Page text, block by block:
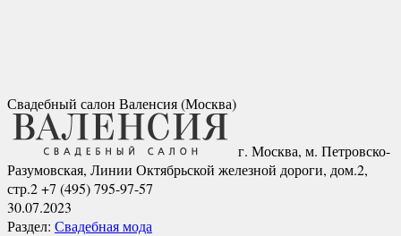
Свадебный салон Валенсия (Москва)
г. Москва, м. Петровско-
Разумовская, Линии Октябрьской железной дороги, дом.2,
стр.2+7 (495) 795-97-57
30.07.2023
Раздел: Свадебная мода